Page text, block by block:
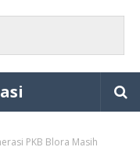
PKB Blora Masih